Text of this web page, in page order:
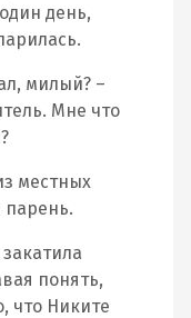
день,
милый? –
Мне что
местных
парень.
понять,
что Никите